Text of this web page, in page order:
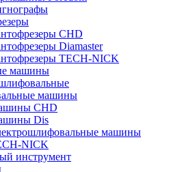
CHD
Diamaster
TECH-NICK
машины
машины
CHD
Dis
машины
NICK
инструмент